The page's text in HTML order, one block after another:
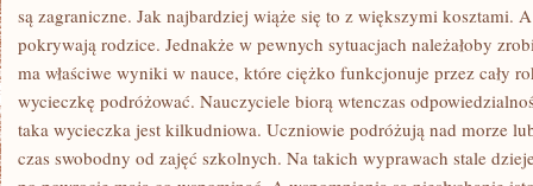
są zagraniczne. Jak najbardziej wiąże się to z większymi kosztami.
pokrywają rodzice. Jednakże w pewnych sytuacjach należałoby
ma właściwe wyniki w nauce, które ciężko funkcjonuje przez cały
wycieczkę podróżować. Nauczyciele biorą wtenczas
taka wycieczka jest kilkudniowa. Uczniowie podróżują nad morze
czas swobodny od zajęć szkolnych. Na takich wyprawach stale